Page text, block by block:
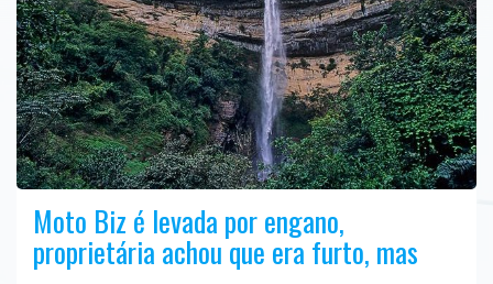
Moto Biz é levada por engano,
proprietária achou que era furto, mas